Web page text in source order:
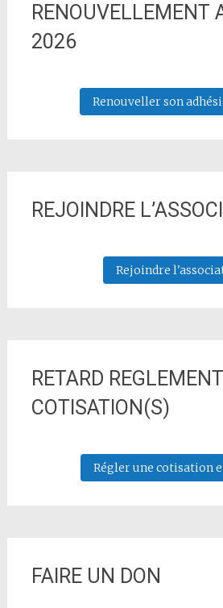
RENOUVELLEMENT
2026
Renouveller son
REJOINDRE
Rejoindre
RETARD REGLEMENT
COTISATION(S)
Régler une cotisation
FAIRE UN DON